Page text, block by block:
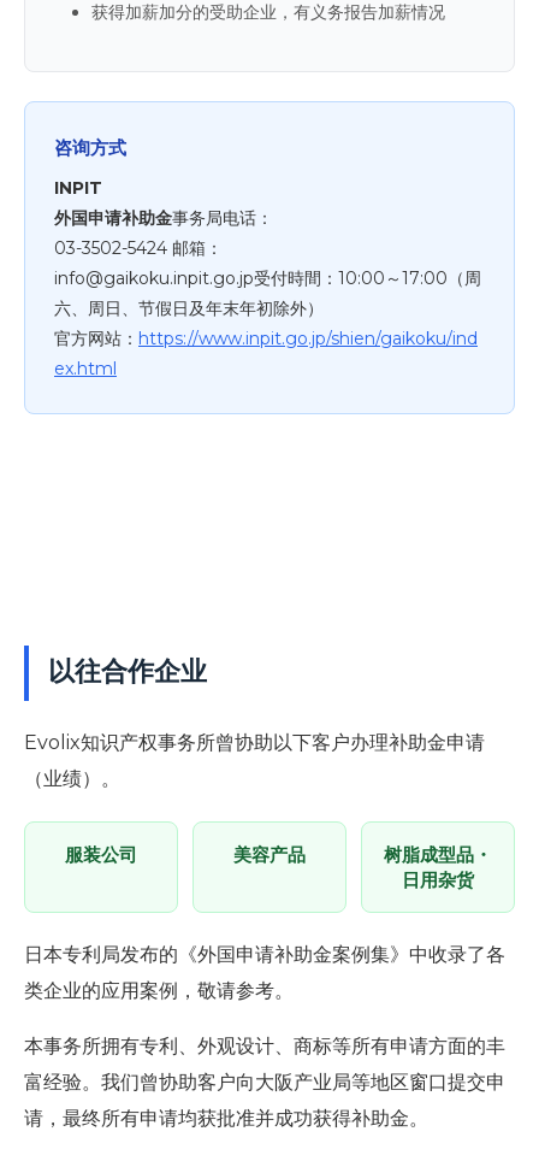
获得加薪加分的受助企业，有义务报告加薪情况
咨询方式
INPIT
外国申请补助金事务局电话：
03-3502-5424 邮箱：
info@gaikoku.inpit.go.jp受付時間：10:00～17:00（周
六、周日、节假日及年末年初除外）
官方网站： https://www.inpit.go.jp/shien/gaikoku/ind
ex.html
以往合作企业
Evolix知识产权事务所曾协助以下客户办理补助金申请
（业绩）。
服装公司 美容产品
树脂成型品・
日用杂货
日本专利局发布的《外国申请补助金案例集》中收录了各
类企业的应用案例，敬请参考。
本事务所拥有专利、外观设计、商标等所有申请方面的丰
富经验。我们曾协助客户向大阪产业局等地区窗口提交申
请，最终所有申请均获批准并成功获得补助金。